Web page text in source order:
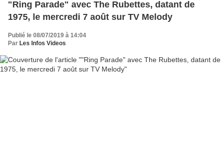
"Ring Parade" avec The Rubettes, datant de
1975, le mercredi 7 août sur TV Melody
Publié le 08/07/2019 à 14:04
Par Les Infos Videos